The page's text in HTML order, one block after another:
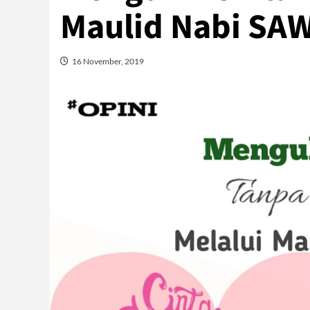
Maulid Nabi
16 November, 2019